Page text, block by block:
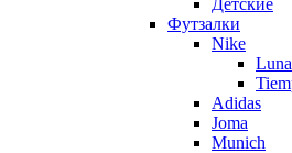
Футзалки
Nike
Adidas
Joma
Munich